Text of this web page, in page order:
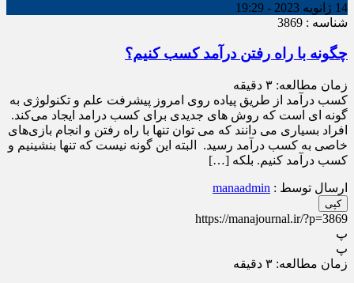
14 ژانویه 2023 - 19:29
شناسه : 3869
چگونه با راه رفتن درآمد کسب کنیم؟
زمان مطالعه: ۳ دقیقه
کسب درآمد از طریق پیاده روی امروز پیشرفت علم و تکنولوژی به
گونه ای است که روش های جدیدی برای کسب درامد ایجاد می‌کند.
افراد بسیاری می دانند که می توان تنها با راه رفتن و انجام بازی‌های
خاصی به کسب درآمد رسید. البته این گونه نیست که تنها بنشینیم و
کسب درآمد کنیم. بلکه […]
ارسال توسط : manaadmin
کپی
https://manajournal.ir/?p=3869
پ
پ
زمان مطالعه: ۳ دقیقه